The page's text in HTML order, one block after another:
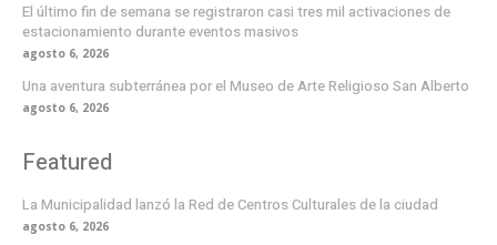
El último fin de semana se registraron casi tres mil activaciones de
estacionamiento durante eventos masivos
agosto 6, 2026
Una aventura subterránea por el Museo de Arte Religioso San Alberto
agosto 6, 2026
Featured
La Municipalidad lanzó la Red de Centros Culturales de la ciudad
agosto 6, 2026